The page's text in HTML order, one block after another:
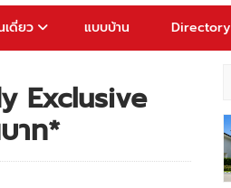
เดี่ยว แบบบ้าน Directory
Exclusive
าท*